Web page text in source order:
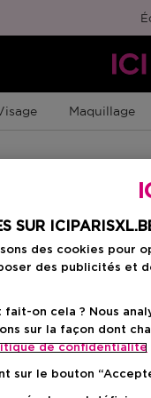
Maquillage
SUR
des cookies pour
des publicités et
fait-on cela ? Nous
sur la façon dont
de confidentialite
sur le bouton